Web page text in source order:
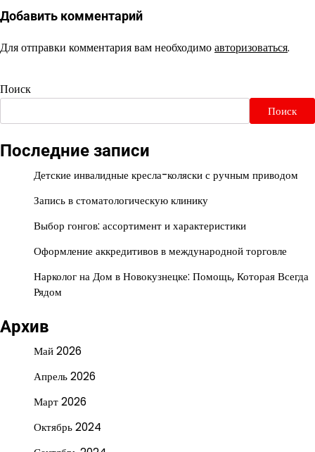
Добавить комментарий
Для отправки комментария вам необходимоавторизоваться.
Поиск
Поиск
Последние записи
Детские инвалидные кресла-коляски с ручным приводом
Запись в стоматологическую клинику
Выбор гонгов: ассортимент и характеристики
Оформление аккредитивов в международной торговле
Нарколог на Дом в Новокузнецке: Помощь, Которая Всегда
Рядом
Архив
Май 2026
Апрель 2026
Март 2026
Октябрь 2024